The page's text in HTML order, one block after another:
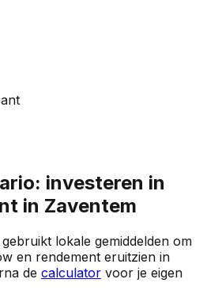
investeren in
in Zaventem
lokale gemiddelden om
en rendement eruitzien in
de calculator voor je eigen